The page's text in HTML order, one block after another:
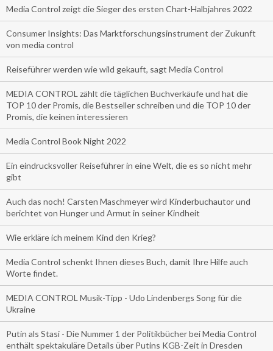
Media Control zeigt die Sieger des ersten Chart-Halbjahres 2022
Consumer Insights: Das Marktforschungsinstrument der Zukunft
von media control
Reiseführer werden wie wild gekauft, sagt Media Control
MEDIA CONTROL zählt die täglichen Buchverkäufe und hat die
TOP 10 der Promis, die Bestseller schreiben und die TOP 10 der
Promis, die keinen interessieren
Media Control Book Night 2022
Ein eindrucksvoller Reiseführer in eine Welt, die es so nicht mehr
gibt
Auch das noch! Carsten Maschmeyer wird Kinderbuchautor und
berichtet von Hunger und Armut in seiner Kindheit
Wie erkläre ich meinem Kind den Krieg?
Media Control schenkt Ihnen dieses Buch, damit Ihre Hilfe auch
Worte findet.
MEDIA CONTROL Musik-Tipp - Udo Lindenbergs Song für die
Ukraine
Putin als Stasi - Die Nummer 1 der Politikbücher bei Media Control
enthält spektakuläre Details über Putins KGB-Zeit in Dresden